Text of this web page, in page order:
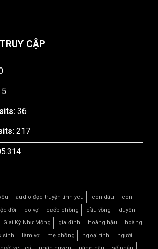
CẬP
5
36
217
audio đọc truyện tình yêu con dâu
con
đời cô vợ cướp chồng cầu vồng
duyên
Giai Kỳ Như Mộng gia đình hoàng hậu
hoàng
sinh làm vợ mẹ chồng ngoại tình
người